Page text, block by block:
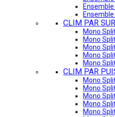
CLIM PAR
Mono
Mono
Mono
Mono
Mono
CLIM PAR
Mono
Mono
Mono
Mono
Mono